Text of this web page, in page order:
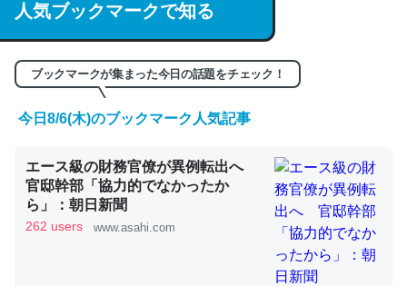
/064121
─GPTの仕組みと限界についての考察（１） - conceptualization
くらい。小説でいう「ずっと前の伏線」は回収されないけ
ど、短期記憶というには多い分量。進化すればするほど分
─GPTの仕組みと限界についての考察（１） - conceptualization
人気ブックマークで知る
ブックマークが集まった今日の話題をチェック！
今日8/6(木)のブックマーク人気記事
エース級の財務官僚が異例転出へ
官邸幹部「協力的でなかったか
ら」：朝日新聞
262 users www.asahi.com